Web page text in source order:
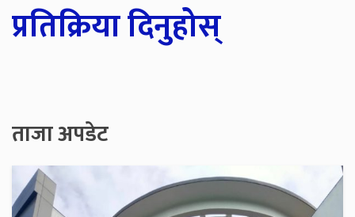
प्रतिक्रिया दिनुहोस्
ताजा अपडेट